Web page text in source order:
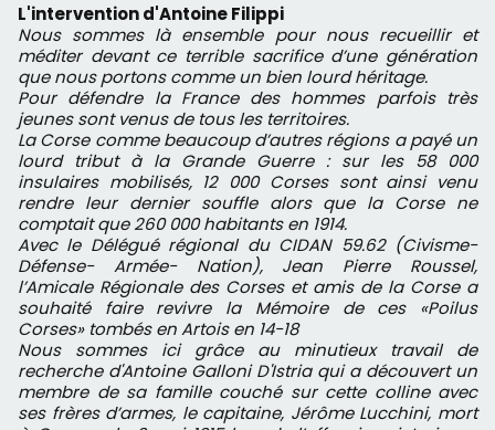
L'intervention d'Antoine Filippi
Nous sommes là ensemble pour nous recueillir et
méditer devant ce terrible sacrifice d’une génération
que nous portons comme un bien lourd héritage.
Pour défendre la France des hommes parfois très
jeunes sont venus de tous les territoires.
La Corse comme beaucoup d’autres régions a payé un
lourd tribut à la Grande Guerre : sur les 58 000
insulaires mobilisés, 12 000 Corses sont ainsi venu
rendre leur dernier souffle alors que la Corse ne
comptait que 260 000 habitants en 1914.
Avec le Délégué régional du CIDAN 59.62 (Civisme-
Défense- Armée- Nation), Jean Pierre Roussel,
l’Amicale Régionale des Corses et amis de la Corse a
souhaité faire revivre la Mémoire de ces «Poilus
Corses» tombés en Artois en 14-18
Nous sommes ici grâce au minutieux travail de
recherche d'Antoine Galloni D'Istria qui a découvert un
membre de sa famille couché sur cette colline avec
ses frères d’armes, le capitaine, Jérôme Lucchini, mort